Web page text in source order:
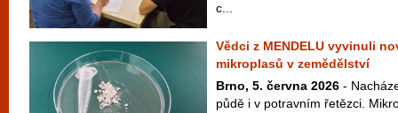
c...
Vědci z MENDELU vyvinuli
mikroplasů v zemědělství
Brno, 5. června 2026 -
půdě i v potravním řetězci.